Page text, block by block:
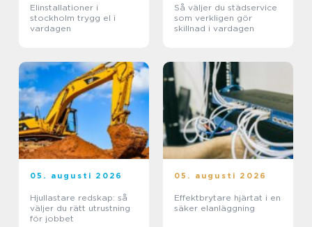
Elinstallationer i
stockholm trygg el i
vardagen
Så väljer du städservice
som verkligen gör
skillnad i vardagen
05. augusti 2026
Hjullastare redskap: så
väljer du rätt utrustning
för jobbet
05. augusti 2026
Effektbrytare hjärtat i en
säker elanläggning